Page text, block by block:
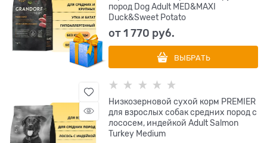
пород Dog Adult MED&MAXI
Duck&Sweet Potato
от1 770 руб.
ВЫБРАТЬ
Низкозерновой сухой корм PREMIER
для взрослых собак средних пород с
лососем, индейкой Adult Salmon
Turkey Medium